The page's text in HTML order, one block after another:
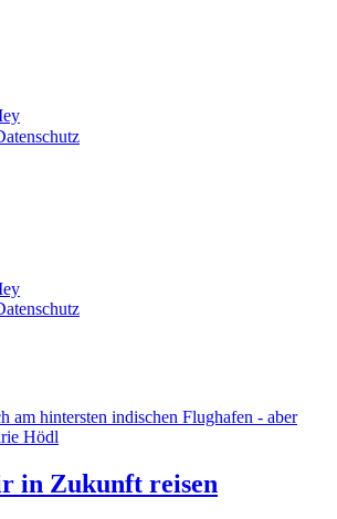
in Zukunft reisen